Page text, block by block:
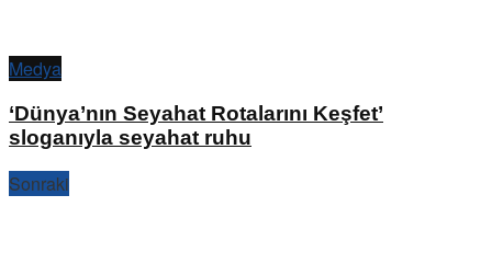
Medya
‘Dünya’nın Seyahat Rotalarını Keşfet’
sloganıyla seyahat ruhu
Sonraki